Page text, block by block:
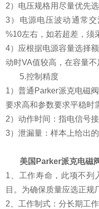
2）电压规格用尽量优先
3）电源电压波动通常
%10左右，如若超差，须
4）应根据电源容量选择
动时VA值较高，在容量不
5.控制精度
1）普通Parker派克电磁
要求高和参数要求平稳时
2）动作时间：指电信号
3）泄漏量：样本上给出
美国Parker派克电磁
1、工作寿命，此项不列
目。为确保质量应选正规
2、工作制式：分长期工